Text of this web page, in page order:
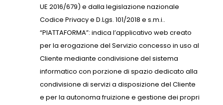
UE 2016/679) e dalla legislazione nazionale
Codice Privacy e D.Lgs. 101/2018 e s.m.i..
“PIATTAFORMA”: indica l’applicativo web creato
per la erogazione del Servizio concesso in uso al
Cliente mediante condivisione del sistema
informatico con porzione di spazio dedicato alla
condivisione di servizi a disposizione del Cliente
e per la autonoma fruizione e gestione dei propri